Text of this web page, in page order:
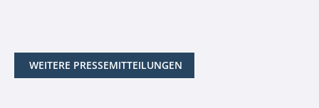
WEITERE PRESSEMITTEILUNGEN